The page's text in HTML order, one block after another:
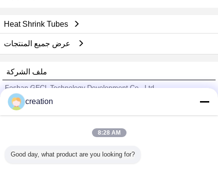
Heat Shrink Tubes
ملف الشركة
Foshan GECL Technology Development Co., Ltd
ﺎﻠﺘﺤﻘﻗ ﺎﻠﻣﻭﺭﺩﻮﻧ
Trust Seal
Verified Suplier
منزل
creation
8:28 AM
Good day, what product are you looking for?